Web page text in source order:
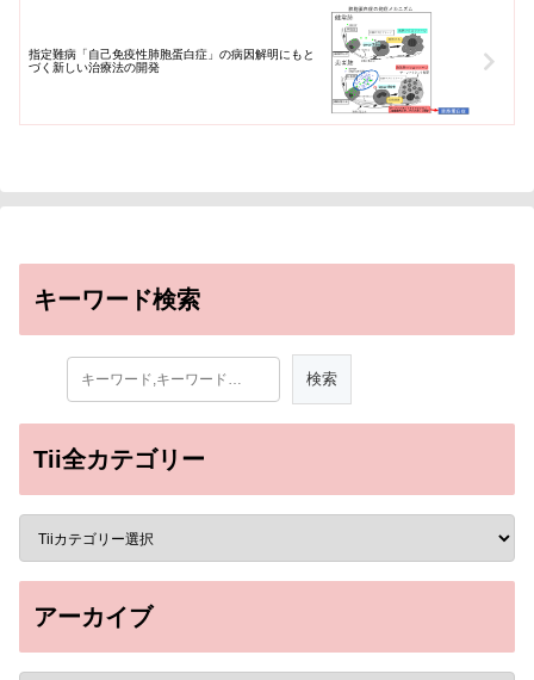
指定難病「自己免疫性肺胞蛋白症」の病因解明にもと
づく新しい治療法の開発
キーワード検索
Tii全カテゴリー
アーカイブ